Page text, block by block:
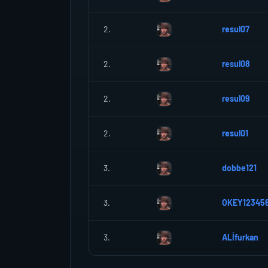
2. resul07
2. resul08
2. resul09
2. resul01
3. dobbe121
3.
3. ALİfurkan